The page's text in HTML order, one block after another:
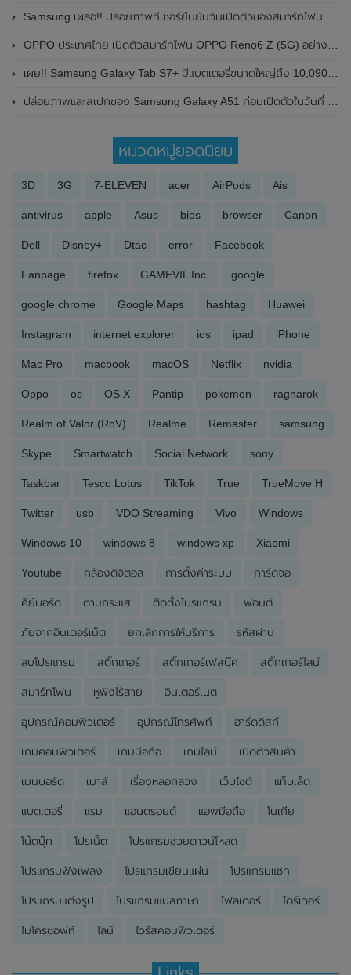
Samsung เผลอ!! ปล่อยภาพทีเซอร์ยืนยันวันเปิดตัวของสมาร์ทโฟน Samsung Galaxy S23 Series ในวันที่ 1 กุมภาพันธ์ 2023
OPPO ประเทศไทย เปิดตัวสมาร์ทโฟน OPPO Reno6 Z (5G) อย่างเป็นทางการแล้ว ในราคา 12,990 บาท
เผย!! Samsung Galaxy Tab S7+ มีแบตเตอรี่ขนาดใหญ่ถึง 10,090mAh และผ่านการรับรองความปลอดภัยแล้ว
ปล่อยภาพและสเปกของ Samsung Galaxy A51 ก่อนเปิดตัวในวันที่ 12 ธันวาคม 2019
หมวดหมู่ยอดนิยม
3D 3G 7-ELEVEN acer AirPods Ais
antivirus apple Asus bios browser Canon
Dell Disney+ Dtac error Facebook
Fanpage firefox GAMEVIL Inc. google
google chrome Google Maps hashtag Huawei
Instagram internet explorer ios ipad iPhone
Mac Pro macbook macOS Netflix nvidia
Oppo os OS X Pantip pokemon ragnarok
Realm of Valor (RoV) Realme Remaster samsung
Skype Smartwatch Social Network sony
Taskbar Tesco Lotus TikTok True TrueMove H
Twitter usb VDO Streaming Vivo Windows
Windows 10 windows 8 windows xp Xiaomi
Youtube กล้องดิจิตอล การตั้งค่าระบบ การ์ดจอ
คีย์บอร์ด ตามกระแส ติดตั้งโปรแกรม ฟอนต์
ภัยจากอินเตอร์เน็ต ยกเลิกการให้บริการ รหัสผ่าน
ลบโปรแกรม สติ๊กเกอร์ สติ๊กเกอร์เฟสบุ๊ค สติ๊กเกอร์ไลน์
สมาร์ทโฟน หูฟังไร้สาย อินเตอร์เนต
อุปกรณ์คอมพิวเตอร์ อุปกรณ์โทรศัพท์ ฮาร์ดดิสก์
เกมคอมพิวเตอร์ เกมมือถือ เกมไลน์ เปิดตัวสินค้า
เมนบอร์ด เมาส์ เรื่องหลอกลวง เว็บไซต์ แท็บเล็ต
แบตเตอรี่ แรม แอนดรอยด์ แอพมือถือ โนเกีย
โน๊ตบุ๊ค โปรเน็ต โปรแกรมช่วยดาวน์โหลด
โปรแกรมฟังเพลง โปรแกรมเขียนแผ่น โปรแกรมแชท
โปรแกรมแต่งรูป โปรแกรมแปลภาษา โฟลเดอร์ ไดร์เวอร์
ไมโครซอฟท์ ไลน์ ไวรัสคอมพิวเตอร์